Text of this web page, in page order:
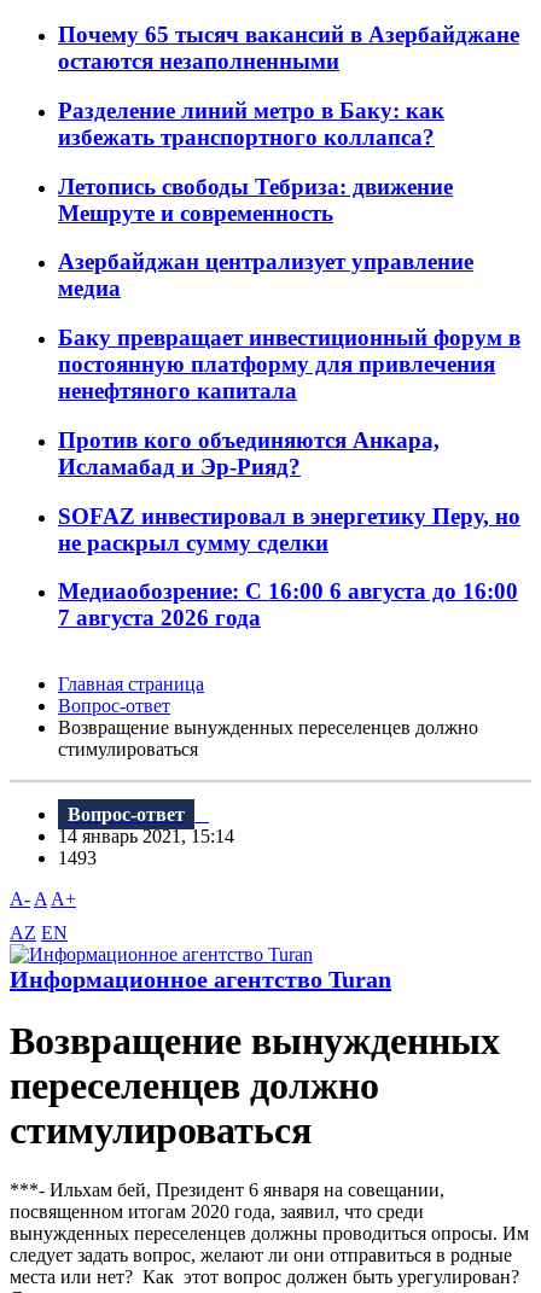
Почему 65 тысяч вакансий в Азербайджане
остаются незаполненными
Разделение линий метро в Баку: как
избежать транспортного коллапса?
Летопись свободы Тебриза: движение
Мешруте и современность
Азербайджан централизует управление
медиа
Баку превращает инвестиционный форум в
постоянную платформу для привлечения
ненефтяного капитала
Против кого объединяются Анкара,
Исламабад и Эр-Рияд?
SOFAZ инвестировал в энергетику Перу, но
не раскрыл сумму сделки
Медиаобозрение: С 16:00 6 августа до 16:00
7 августа 2026 года
Главная страница
Вопрос-ответ
Возвращение вынужденных переселенцев должно
стимулироваться
Вопрос-ответ
14 январь 2021, 15:14
1493
A- A A+
AZ EN
Информационное агентство Turan
Возвращение вынужденных
переселенцев должно
стимулироваться
***- Ильхам бей, Президент 6 января на совещании,
посвященном итогам 2020 года, заявил, что среди
вынужденных переселенцев должны проводиться опросы. Им
следует задать вопрос, желают ли они отправиться в родные
места или нет? Как этот вопрос должен быть урегулирован?